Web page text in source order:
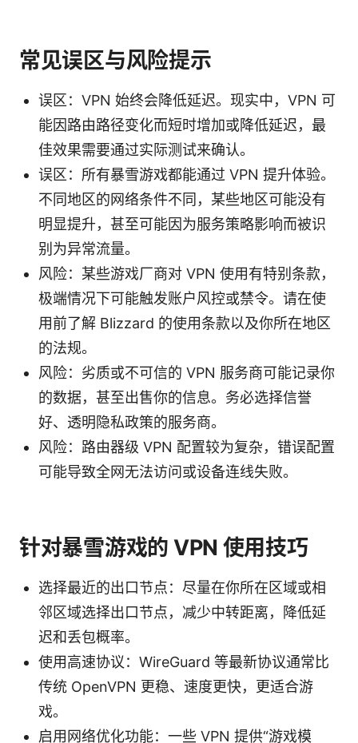
常见误区与风险提示
误区：VPN 始终会降低延迟。现实中，VPN 可
能因路由路径变化而短时增加或降低延迟，最
佳效果需要通过实际测试来确认。
误区：所有暴雪游戏都能通过 VPN 提升体验。
不同地区的网络条件不同，某些地区可能没有
明显提升，甚至可能因为服务策略影响而被识
别为异常流量。
风险：某些游戏厂商对 VPN 使用有特别条款，
极端情况下可能触发账户风控或禁令。请在使
用前了解 Blizzard 的使用条款以及你所在地区
的法规。
风险：劣质或不可信的 VPN 服务商可能记录你
的数据，甚至出售你的信息。务必选择信誉
好、透明隐私政策的服务商。
风险：路由器级 VPN 配置较为复杂，错误配置
可能导致全网无法访问或设备连线失败。
针对暴雪游戏的 VPN 使用技巧
选择最近的出口节点：尽量在你所在区域或相
邻区域选择出口节点，减少中转距离，降低延
迟和丢包概率。
使用高速协议：WireGuard 等最新协议通常比
传统 OpenVPN 更稳、速度更快，更适合游
戏。
启用网络优化功能：一些 VPN 提供“游戏模